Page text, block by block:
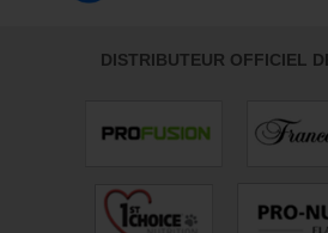
DISTRIBUTEUR OFFICIEL